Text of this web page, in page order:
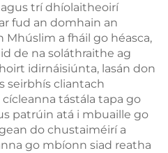
trí dhíolaitheoirí
fud an domhain an
Mhúslim a fháil go héasca,
de na soláthraithe ag
idirnáisiúnta, lasán don
seirbhís cliantach
tástála tapa go
patrúin atá i mbuaille go
do chustaiméirí a
go mbíonn siad reatha